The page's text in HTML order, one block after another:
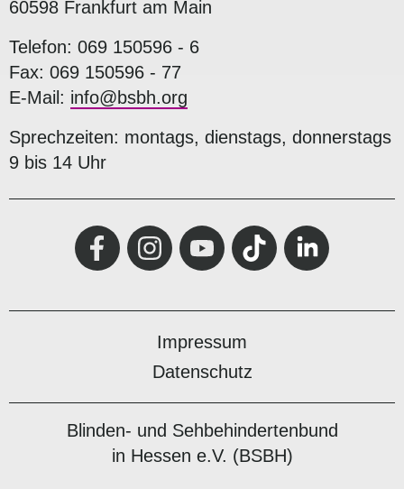
60598 Frankfurt am Main
Telefon: 069 150596 - 6
Fax: 069 150596 - 77
E-Mail: info@bsbh.org
Sprechzeiten: montags, dienstags, donnerstags
9 bis 14 Uhr
Impressum
Datenschutz
Blinden- und Sehbehindertenbund
in Hessen e.V. (BSBH)